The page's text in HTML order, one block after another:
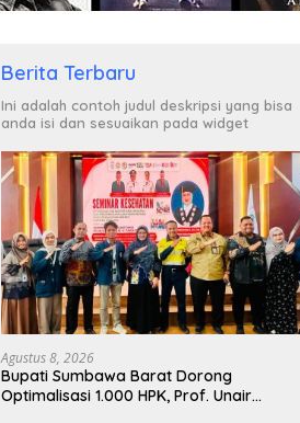
Berita Terbaru
Ini adalah contoh judul deskripsi yang bisa
anda isi dan sesuaikan pada widget
Agustus 8, 2026
Bupati Sumbawa Barat Dorong
Optimalisasi 1.000 HPK, Prof. Unair